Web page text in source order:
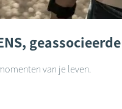
van je leven.